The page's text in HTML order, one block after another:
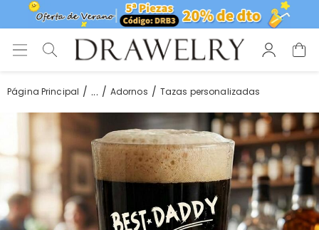
Página Principal ... Adornos Tazas personalizadas